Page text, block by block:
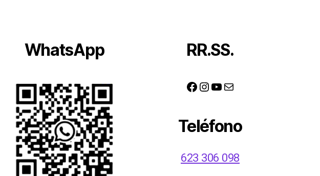
WhatsApp RR.SS.
Facebook
Instagram
YouTube
Correo electrónico
Teléfono
623 306 098